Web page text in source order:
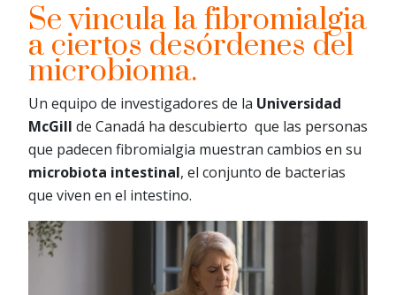
Se vincula la fibromialgia
a ciertos desórdenes del
microbioma.
Un equipo de investigadores de la Universidad
McGill de Canadá ha descubierto que las personas
que padecen fibromialgia muestran cambios en su
microbiota intestinal, el conjunto de bacterias
que viven en el intestino.